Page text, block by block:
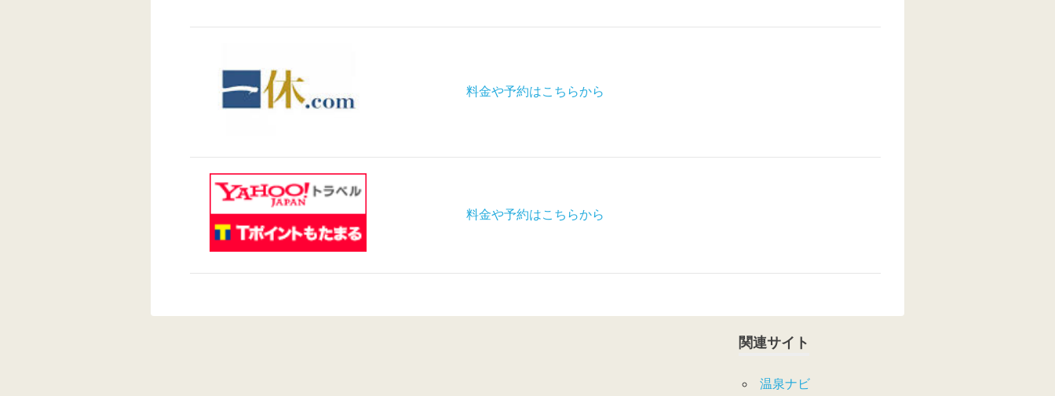
料金や予約はこちらから
料金や予約はこちらから
関連サイト
温泉ナビ